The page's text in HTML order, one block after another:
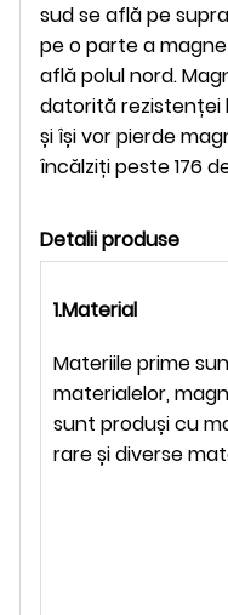
sud se află pe
pe o parte a
află polul nord.
datorită rezistenței
și își vor pierde
încălziți peste 176
Detalii produse
1.Material
Materiile prime
materialelor,
sunt produși cu
rare și diverse